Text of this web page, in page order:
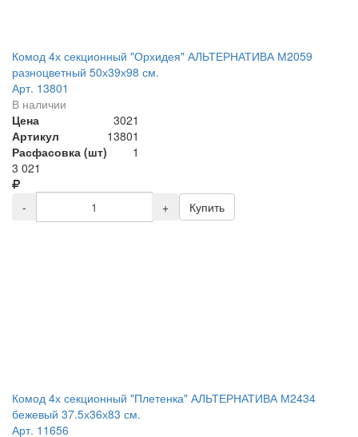
Комод 4х секционный "Орхидея" АЛЬТЕРНАТИВА М2059
разноцветный 50х39х98 см.
Арт. 13801
В наличии
Цена
3021
Артикул
13801
Расфасовка (шт)
1
3 021
- + Купить
Комод 4х секционный "Плетенка" АЛЬТЕРНАТИВА М2434
бежевый 37.5х36х83 см.
Арт. 11656